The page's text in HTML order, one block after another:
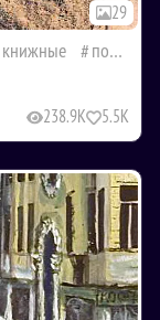
29
книжные портреты
238.9K 5.5K